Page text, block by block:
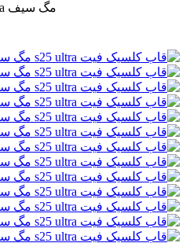
قاب کلسیک فیت s25 ultra مگ سیف